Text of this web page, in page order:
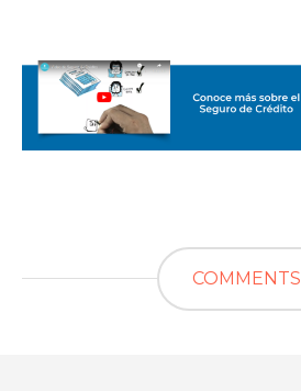
COMMENTS